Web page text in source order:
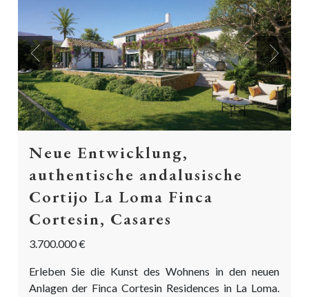
Previous Next
Neue Entwicklung,
authentische andalusische
Cortijo La Loma Finca
Cortesin, Casares
3.700.000 €
Erleben Sie die Kunst des Wohnens in den neuen
Anlagen der Finca Cortesin Residences in La Loma.